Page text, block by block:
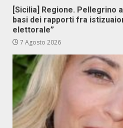
[Sicilia] Regione. Pellegrino
basi dei rapporti fra
elettorale”
7 Agosto 2026